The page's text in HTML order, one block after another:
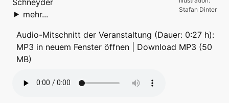
Stafan Dinter
mehr...
Audio-Mitschnitt der Veranstaltung (Dauer: 0:27 h):
MP3 in neuem Fenster öffnen
Download MP3 (50
MB)